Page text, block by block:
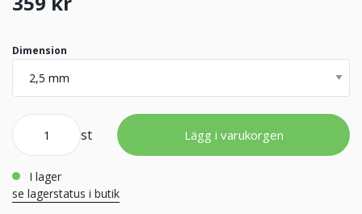
Dimension
st Lägg i varukorgen
i lager
se lagerstatus i butik